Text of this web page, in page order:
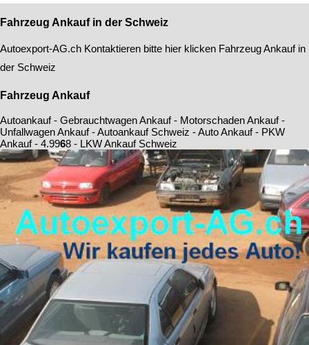
Fahrzeug Ankauf in der Schweiz
Autoexport-AG.ch Kontaktieren bitte hier klicken Fahrzeug Ankauf in
der Schweiz
Fahrzeug Ankauf
Autoankauf - Gebrauchtwagen Ankauf - Motorschaden Ankauf -
Unfallwagen Ankauf - Autoankauf Schweiz - Auto Ankauf - PKW
Ankauf - 4.9968 - LKW Ankauf Schweiz